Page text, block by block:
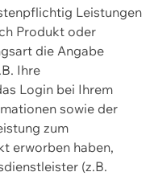
Leistungen
Produkt oder
die Angabe
Ihre
Login bei Ihrem
sowie der
zum
erworben haben,
(z.B.